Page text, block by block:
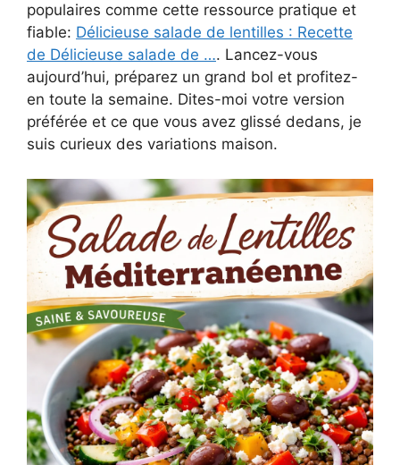
populaires comme cette ressource pratique et
fiable: Délicieuse salade de lentilles : Recette
de Délicieuse salade de …. Lancez-vous
aujourd’hui, préparez un grand bol et profitez-
en toute la semaine. Dites-moi votre version
préférée et ce que vous avez glissé dedans, je
suis curieux des variations maison.